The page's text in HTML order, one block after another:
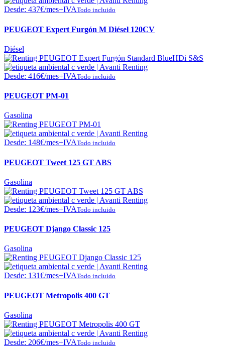
Desde: 437€/mes+IVATodo incluido
PEUGEOT Expert Furgón M Diésel 120CV
Diésel
Desde: 416€/mes+IVATodo incluido
PEUGEOT PM-01
Gasolina
Desde: 148€/mes+IVATodo incluido
PEUGEOT Tweet 125 GT ABS
Gasolina
Desde: 123€/mes+IVATodo incluido
PEUGEOT Django Classic 125
Gasolina
Desde: 131€/mes+IVATodo incluido
PEUGEOT Metropolis 400 GT
Gasolina
Desde: 206€/mes+IVATodo incluido